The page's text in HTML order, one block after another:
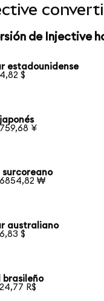
de Injective
estadounidense
$
¥
surcoreano
6854,82 ₩
australiano
$
brasileño
R$